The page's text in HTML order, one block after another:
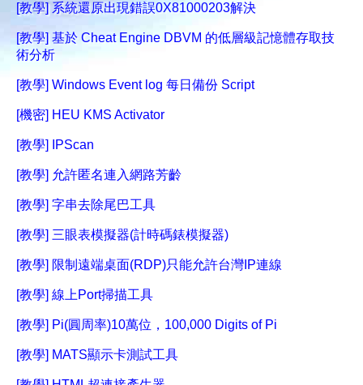
[教學] 系統還原出現錯誤0X81000203解決
[教學] 基於 Cheat Engine DBVM 的低層級記憶體存取技
術分析
[教學] Windows Event log 每日備份 Script
[機密] HEU KMS Activator
[教學] IPScan
[教學] 允許匿名連入網路芳齡
[教學] 字串去除尾巴工具
[教學] 三眼表模擬器(計時碼錶模擬器)
[教學] 限制遠端桌面(RDP)只能允許台灣IP連線
[教學] 線上Port掃描工具
[教學] Pi(圓周率)10萬位，100,000 Digits of Pi
[教學] MATS顯示卡測試工具